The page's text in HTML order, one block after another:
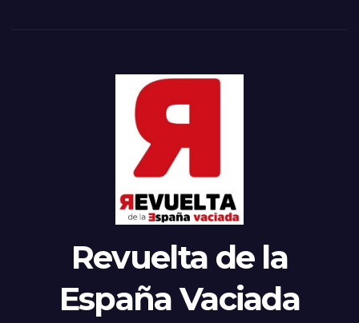
Revuelta de la
España Vaciada